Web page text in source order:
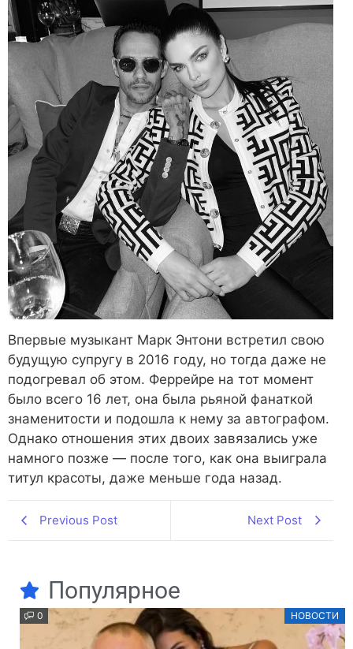
Впервые музыкант Марк Энтони встретил свою
будущую супругу в 2016 году, но тогда даже не
подогревал об этом. Феррейре на тот момент
было всего 16 лет, она была рьяной фанаткой
знаменитости и подошла к нему за автографом.
Однако отношения этих двоих завязались уже
намного позже — после того, как она выиграла
титул красоты, даже меньше года назад.
Previous Post Next Post
Популярное
0 НОВОСТИ